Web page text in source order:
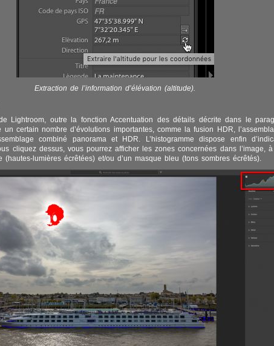
Extraction de l’information d’élévation (altitude).
Lightroom, outre la fonction Accentuation des détails décrite dans le
un certain nombre d’évolutions importantes, comme la fusion HDR,
combiné panorama et HDR. L’histogramme dispose enfin
cliquez dessus, vous pourrez afficher les zones concernées dans l’image, à
(hautes-lumières écrêtées) et/ou d’un masque bleu (tons sombres écrêtés).